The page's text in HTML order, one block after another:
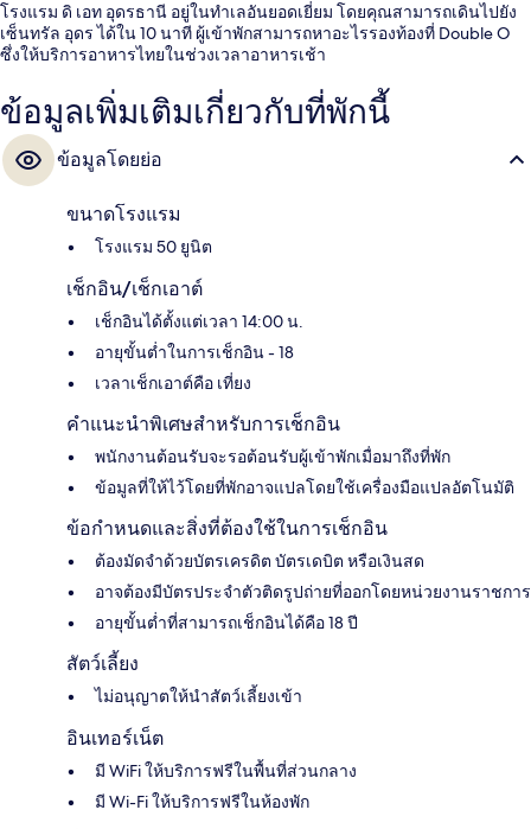
โรงแรม ดิ เอท อุดรธานี อยู่ในทำเลอันยอดเยี่ยม โดยคุณสามารถเดินไปยัง
เซ็นทรัล อุดร ได้ใน 10 นาที ผู้เข้าพักสามารถหาอะไรรองท้องที่ Double O
ซึ่งให้บริการอาหารไทยในช่วงเวลาอาหารเช้า
ข้อมูลเพิ่มเติมเกี่ยวกับที่พักนี้
ข้อมูลโดยย่อ
ขนาดโรงแรม
โรงแรม 50 ยูนิต
เช็กอิน/เช็กเอาต์
เช็กอินได้ตั้งแต่เวลา 14:00 น.
อายุขั้นต่ำในการเช็กอิน - 18
เวลาเช็กเอาต์คือ เที่ยง
คำแนะนำพิเศษสำหรับการเช็กอิน
พนักงานต้อนรับจะรอต้อนรับผู้เข้าพักเมื่อมาถึงที่พัก
ข้อมูลที่ให้ไว้โดยที่พักอาจแปลโดยใช้เครื่องมือแปลอัตโนมัติ
ข้อกำหนดและสิ่งที่ต้องใช้ในการเช็กอิน
ต้องมัดจำด้วยบัตรเครดิต บัตรเดบิต หรือเงินสด
อาจต้องมีบัตรประจำตัวติดรูปถ่ายที่ออกโดยหน่วยงานราชการ
อายุขั้นต่ำที่สามารถเช็กอินได้คือ 18 ปี
สัตว์เลี้ยง
ไม่อนุญาตให้นำสัตว์เลี้ยงเข้า
อินเทอร์เน็ต
มี WiFi ให้บริการฟรีในพื้นที่ส่วนกลาง
มี Wi-Fi ให้บริการฟรีในห้องพัก